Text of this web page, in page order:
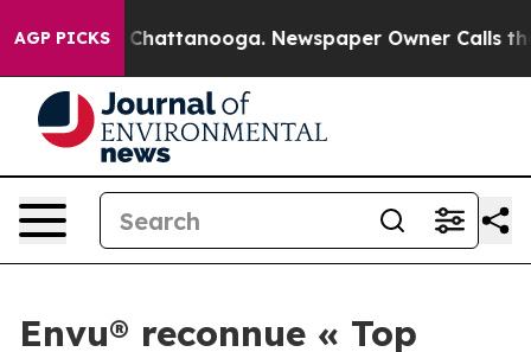
AGP PICKS
in Chattanooga. Newspaper Owner Calls the
Envu® reconnue « Top